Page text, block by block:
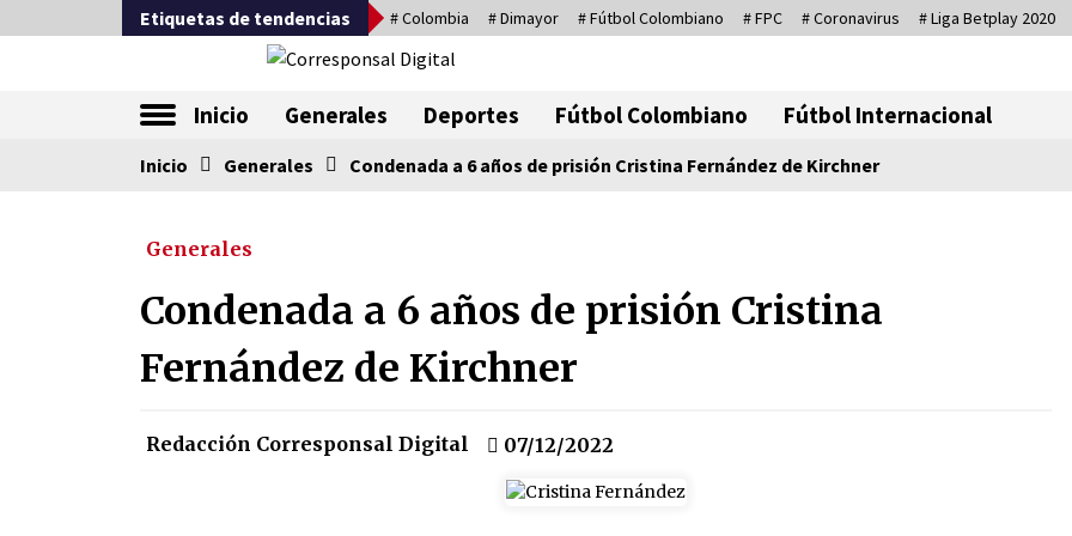
al
Etiquetas de tendencias # Colombia # Dimayor # Fútbol Colombiano # FPC # Coronavirus # Liga Betplay 2020
Corresponsal
Inicio Generales Deportes Fútbol Colombiano Fútbol Internacional
Tendencia ahora
Colombia
08/03/2026
Irán, donde están los pinches
16/01/2026
Inicio Generales Condenada a 6 años de prisión Cristina Fernández de Kirchner
Generales
Condenada a 6 años de prisión Cristina
Fernández de Kirchner
Redacción Corresponsal Digital 07/12/2022